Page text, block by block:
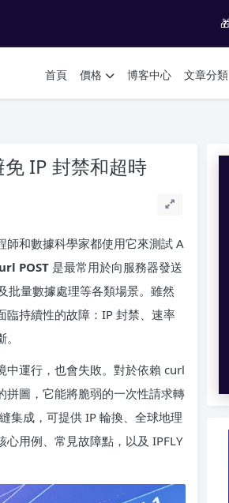
首頁 價格 博客中心 文章分類
IP 封禁和超時
師和數據科學家都使用它來測試 A
POST 是最常用於向服務器發送
量數據處理等各類場景。雖然
臨持續性的故障：IP 封禁、速率
中運行，也會失敗。對於依賴 curl
拼圖，它能將脆弱的一次性請求轉
集成，可提供 IP 輪換、全球地理
用例、常見故障點，以及 IPFLY